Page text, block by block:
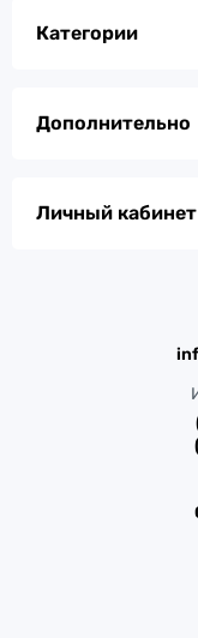
Категории
Дополнительно
Личный кабинет